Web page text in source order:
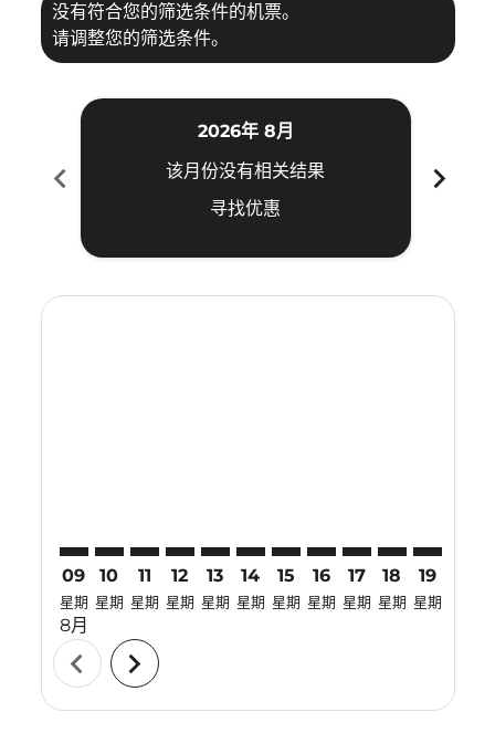
没有符合您的筛选条件的机票。
请调整您的筛选条件。
chevron_left
2026年 8月
该月份没有相关结果
寻找优惠
chevron_right
09
星期
8月
10
星期
11
星期
12
星期
13
星期
14
星期
15
星期
16
星期
17
星期
18
星期
19
星期
chevron_left chevron_right